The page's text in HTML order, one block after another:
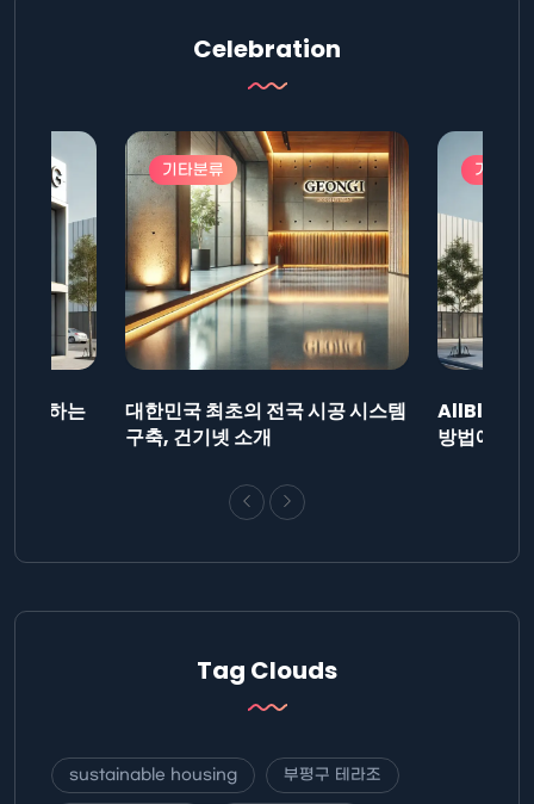
Celebration
제출하는
기타분류
대한민국 최초의 전국 시공 시스템
구축, 건기넷 소개
기타분
AllBlog에
방법에 대
Tag Clouds
sustainable housing 부평구 테라조